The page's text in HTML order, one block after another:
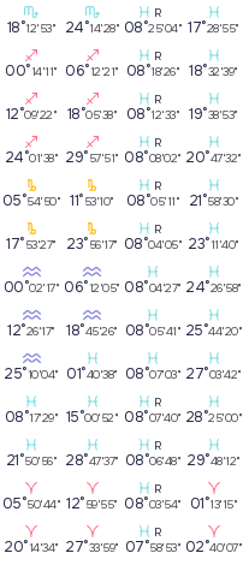
18°12'53" 24°14'28"
R
08°25'04" 17°28'55"
00°14'11" 06°12'21"
R
08°18'26" 18°32'39"
12°09'22" 18°05'38"
R
08°12'33" 19°38'53"
24°01'38" 29°57'51"
R
08°08'02" 20°47'32"
05°54'50" 11°53'10"
R
08°05'11" 21°58'30"
17°53'27" 23°56'17"
R
08°04'05" 23°11'40"
00°02'17" 06°12'05" 08°04'27" 24°26'58"
12°26'17" 18°45'26" 08°05'41" 25°44'20"
25°10'04" 01°40'38" 08°07'03" 27°03'42"
08°17'29" 15°00'52"
R
08°07'40" 28°25'00"
21°50'56" 28°47'37"
R
08°06'48" 29°48'12"
05°50'44" 12°59'55"
R
08°03'54" 01°13'15"
20°14'34" 27°33'59"
R
07°58'53" 02°40'07"